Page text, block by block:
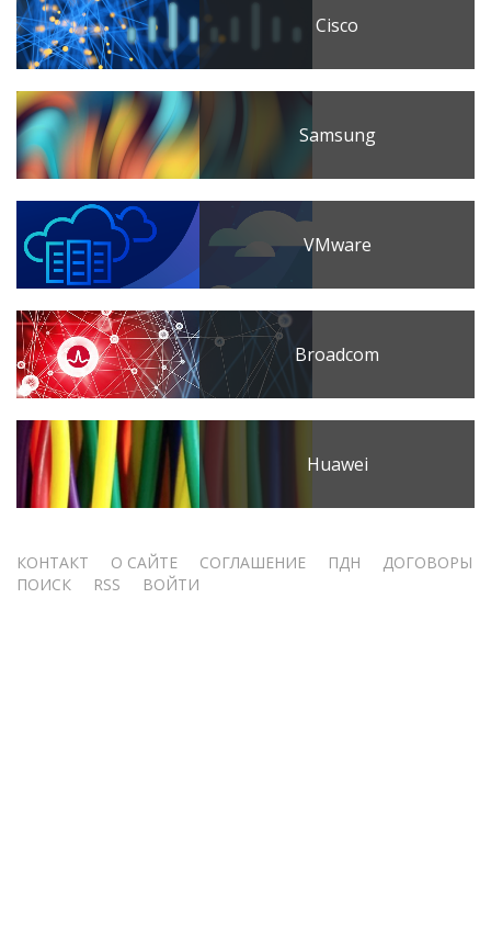
Cisco
Samsung
VMware
Broadcom
Huawei
Меню
КОНТАКТ О САЙТЕ СОГЛАШЕНИЕ ПДН
ДОГОВОРЫ
ПОИСК
RSS ВОЙТИ